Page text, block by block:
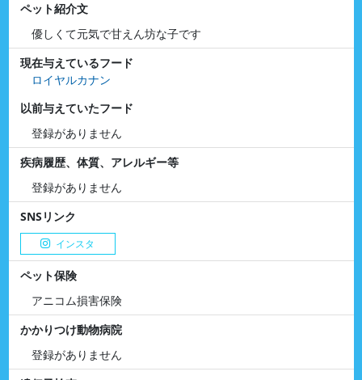
ペット紹介文
優しくて元気で甘えん坊な子です
現在与えているフード
ロイヤルカナン
以前与えていたフード
登録がありません
疾病履歴、体質、アレルギー等
登録がありません
SNSリンク
インスタ
ペット保険
アニコム損害保険
かかりつけ動物病院
登録がありません